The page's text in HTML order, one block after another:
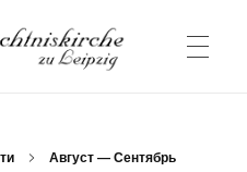
Август — Сентябрь